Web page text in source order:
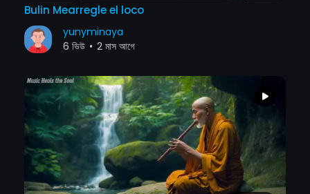
Bulin Mearregle el loco
yunyminaya
6 ভিউ • 2 মাস আগে